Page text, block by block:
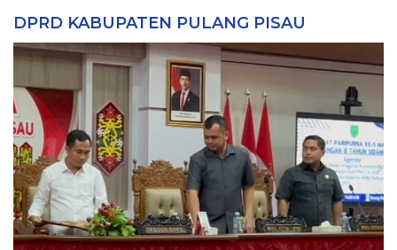
DPRD KABUPATEN PULANG PISAU